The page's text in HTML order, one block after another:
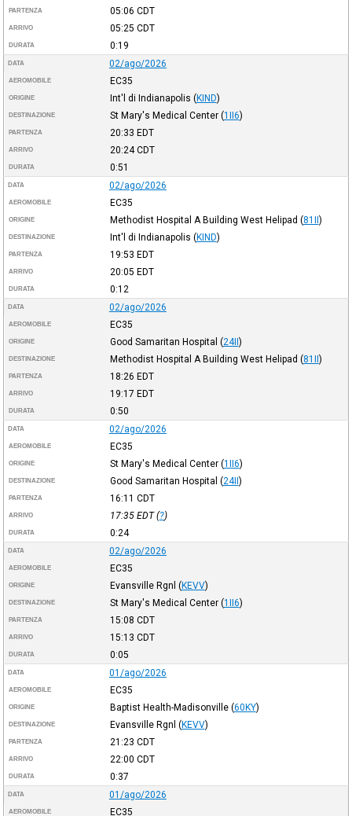
PARTENZA 05:06 CDT
ARRIVO 05:25 CDT
DURATA 0:19
DATA 02/ago/2026
AEROMOBILE EC35
ORIGINE Int'l di Indianapolis (KIND)
DESTINAZIONE St Mary's Medical Center (1II6)
PARTENZA 20:33 EDT
ARRIVO 20:24CDT
DURATA 0:51
DATA 02/ago/2026
AEROMOBILE EC35
ORIGINE Methodist Hospital A Building West Helipad (81II)
DESTINAZIONE Int'l di Indianapolis (KIND)
PARTENZA 19:53 EDT
ARRIVO 20:05 EDT
DURATA 0:12
DATA 02/ago/2026
AEROMOBILE EC35
ORIGINE Good Samaritan Hospital (24II)
DESTINAZIONE Methodist Hospital A Building West Helipad (81II)
PARTENZA 18:26 EDT
ARRIVO 19:17 EDT
DURATA 0:50
DATA 02/ago/2026
AEROMOBILE EC35
ORIGINE St Mary's Medical Center (1II6)
DESTINAZIONE Good Samaritan Hospital (24II)
PARTENZA 16:11 CDT
ARRIVO 17:35 EDT(?)
DURATA 0:24
DATA 02/ago/2026
AEROMOBILE EC35
ORIGINE Evansville Rgnl (KEVV)
DESTINAZIONE St Mary's Medical Center (1II6)
PARTENZA 15:08 CDT
ARRIVO 15:13 CDT
DURATA 0:05
DATA 01/ago/2026
AEROMOBILE EC35
ORIGINE Baptist Health-Madisonville (60KY)
DESTINAZIONE Evansville Rgnl (KEVV)
PARTENZA 21:23 CDT
ARRIVO 22:00 CDT
DURATA 0:37
DATA 01/ago/2026
AEROMOBILE EC35